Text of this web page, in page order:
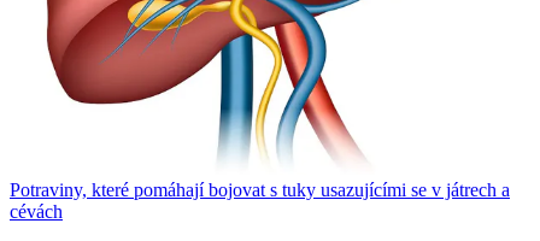
Potraviny, které pomáhají bojovat s tuky usazujícími se v játrech a
cévách